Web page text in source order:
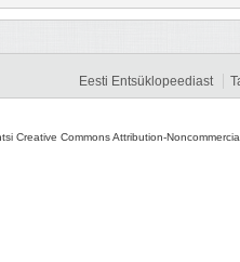
Eesti Entsüklopeediast
Creative Commons Attribution-